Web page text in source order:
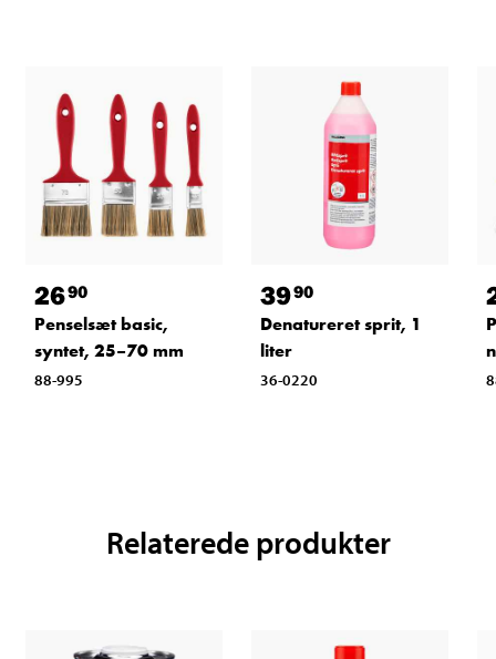
2690
Penselsæt basic,
syntet, 25–70 mm
88-995
3990
Denatureret sprit, 1
liter
36-0220
Relaterede produkter